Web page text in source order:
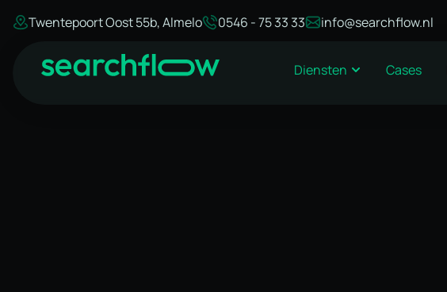
Twentepoort Oost 55b, Almelo 0546 - 75 33 33 info@searchflow.nl
Diensten Cases